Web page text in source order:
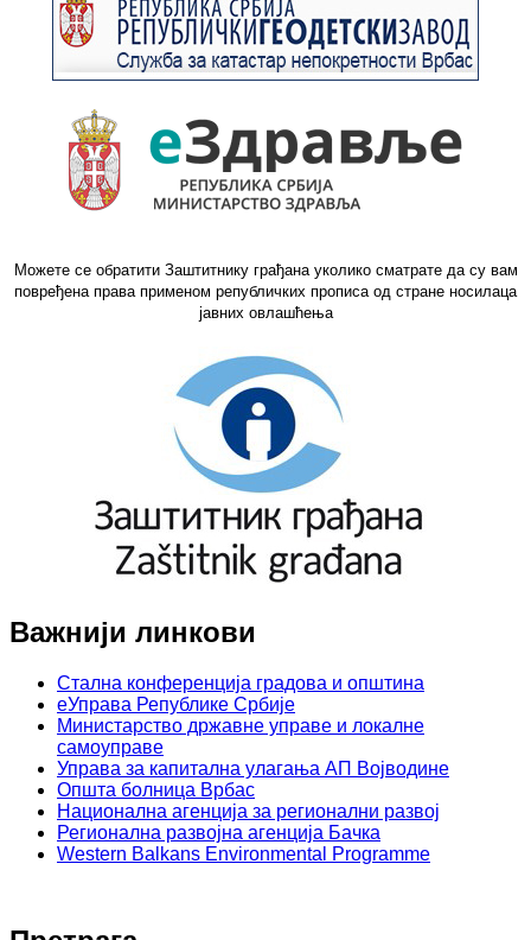
Можете се обратити Заштитнику грађана уколико сматрате да су вам
повређена права применом републичких прописа од стране носилаца
јавних овлашћења
Важнији линкови
Стална конференција градова и општина
еУправа Републике Србије
Министарство државне управе и локалне
самоуправе
Управа за капитална улагања АП Војводине
Општа болница Врбас
Национална агенција за регионални развој
Регионална развојна агенција Бачка
Western Balkans Environmental Programme